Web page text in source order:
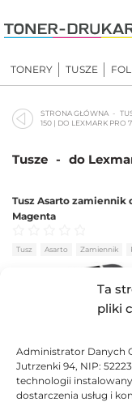
Ta
pliki
Administrator Danych
Jutrzenki 94, NIP:
technologii
dostarczenia usług i
to
content
TONERY TUSZE
STRONA GŁÓWNA
150 | DO LEXMARK PRO
Tusze - do
Tusz Asarto zamiennik
Magenta
Tusz Asarto Zamiennik